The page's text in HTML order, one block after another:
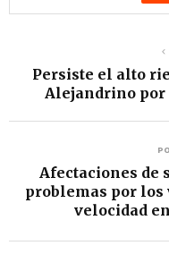
Persiste el alto
Alejandrino por
Afectaciones de
problemas por los
velocidad